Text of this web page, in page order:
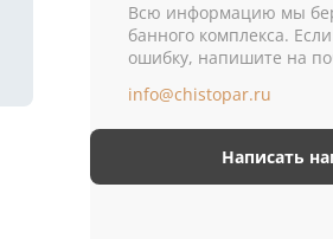
Всю информацию мы
банного комплекса.
ошибку, напишите на
info@chistopar.ru
Написать